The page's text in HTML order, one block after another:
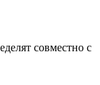
совместно с